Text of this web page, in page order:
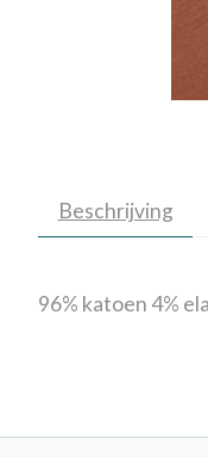
Beschrijving
96% katoen 4%